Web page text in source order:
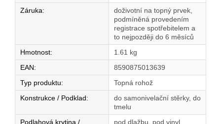
Záruka:
doživotní na topný prvek,
podmíněná provedením
registrace spotřebitelem a
to nejpozději do 6 měsíců
Hmotnost:
1.61 kg
EAN:
8590875013639
Typ produktu:
Topná rohož
Konstrukce / Podklad:
do samonivelační stěrky, do
tmelu
Podlahová krytina /
pod dlažbu, pod vinyl